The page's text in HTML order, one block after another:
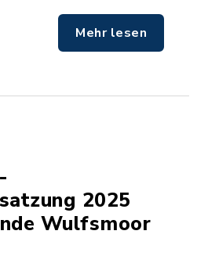
Mehr lesen
2025
Wulfsmoor